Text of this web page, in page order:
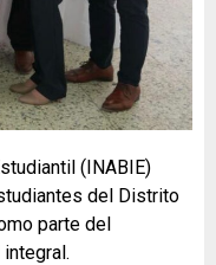
(INABIE)
del Distrito
parte del